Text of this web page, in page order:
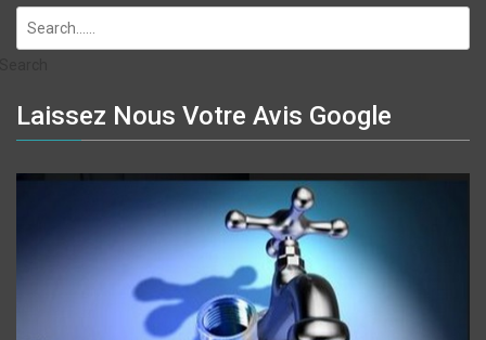
Laissez Nous Votre Avis Google